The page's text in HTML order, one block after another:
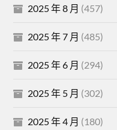
2025 年 8 月 (457)
2025 年 7 月 (485)
2025 年 6 月 (294)
2025 年 5 月 (302)
2025 年 4 月 (180)